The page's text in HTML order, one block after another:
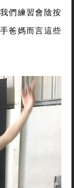
們練習會陰按
爸媽而言這些